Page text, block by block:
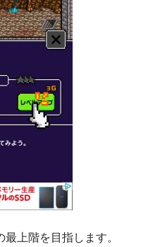
上階を目指します。